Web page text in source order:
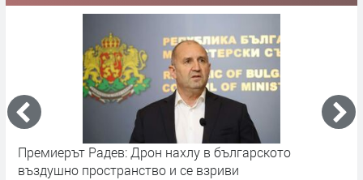
Премиерът Радев: Дрон нахлу в българското
въздушно пространство и се взриви